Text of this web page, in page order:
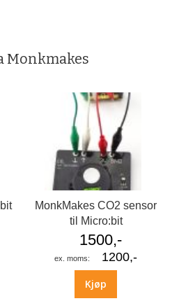
Monkmakes
MonkMakes CO2 sensor
til Micro:bit
1500,-
1200,-
Kjøp